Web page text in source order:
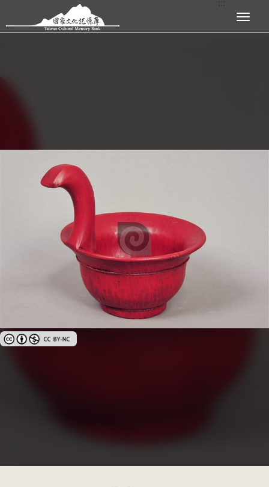
跳到主要內容區塊 展開選單
創用CC姓名標示-非商業性 3.0 台灣及其後版本(CC BY-NC 3.0 TW +)